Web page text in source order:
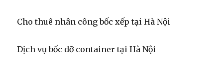
Cho thuê nhân công bốc xếp tại Hà Nội
Dịch vụ bốc dỡ container tại Hà Nội